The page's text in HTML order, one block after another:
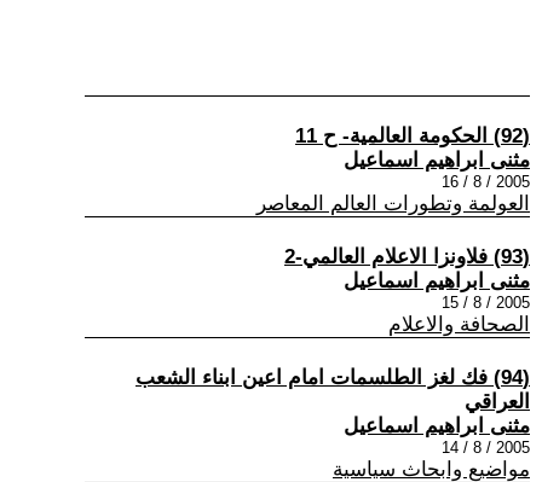
(92) الحكومة العالمية- ح 11
مثنى ابراهيم اسماعيل
2005 / 8 / 16
العولمة وتطورات العالم المعاصر
(93) فلاونزا الاعلام العالمي-2
مثنى ابراهيم اسماعيل
2005 / 8 / 15
الصحافة والاعلام
(94) فك لغز الطلسمات امام اعين ابناء الشعب
العراقي
مثنى ابراهيم اسماعيل
2005 / 8 / 14
مواضيع وابحاث سياسية